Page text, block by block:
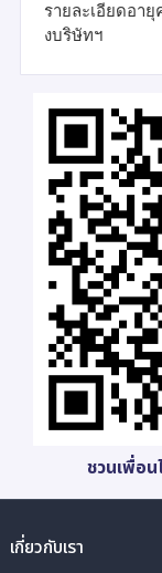
รายละเอียดอา
งบริษัทฯ
ชวนเพื่อน
เกี่ยวกับเรา